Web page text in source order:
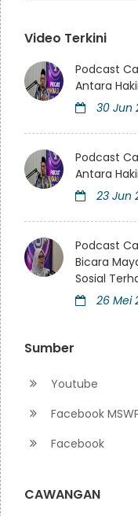
Video Terkini
Podcast
Antara
30 Jun
Podcast
Antara
23 Jun
Podcast
Bicara
Sosial
26 Mei
Sumber
Youtube
Facebook
Facebook
CAWANGAN